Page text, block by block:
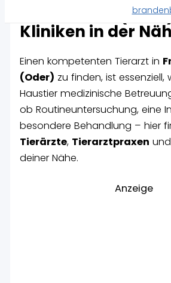
in Frankfurt
Kliniken in der
Einen kompetenten Tierarzt in
(Oder) zu finden, ist essenziell,
Haustier medizinische
ob Routineuntersuchung, eine
besondere Behandlung – hier
Tierärzte, Tierarztpraxen und
deiner Nähe.
Anzeige